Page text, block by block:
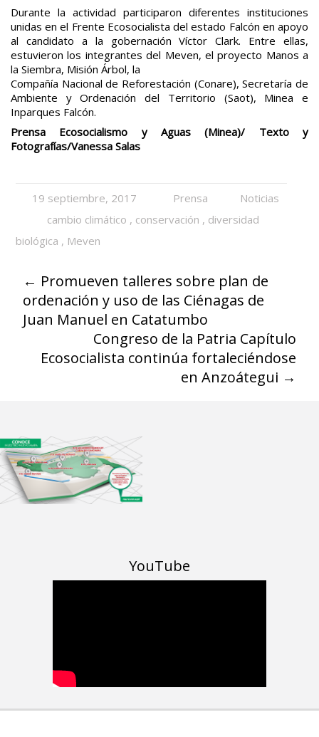
Durante la actividad participaron diferentes instituciones
unidas en el Frente Ecosocialista del estado Falcón en apoyo
al candidato a la gobernación Víctor Clark. Entre ellas,
estuvieron los integrantes del Meven, el proyecto Manos a
la Siembra, Misión Árbol, la
Compañía Nacional de Reforestación (Conare), Secretaría de
Ambiente y Ordenación del Territorio (Saot), Minea e
Inparques Falcón.
Prensa Ecosocialismo y Aguas (Minea)/ Texto y
Fotografías/Vanessa Salas
19 septiembre, 2017 Prensa
Noticias
cambio climático , conservación , diversidad
biológica , Meven
← Promueven talleres sobre plan de
ordenación y uso de las Ciénagas de
Juan Manuel en Catatumbo
Congreso de la Patria Capítulo
Ecosocialista continúa fortaleciéndose
en Anzoátegui →
YouTube